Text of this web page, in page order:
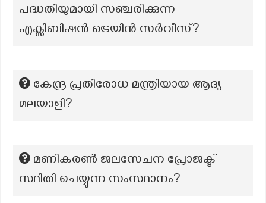
പദ്ധതിയുമായി സഞ്ചരിക്കുന്ന
എക്സിബിഷൻ ട്രെയിൻ സർവീസ്?
കേന്ദ്ര പ്രതിരോധ മന്ത്രിയായ ആദ്യ
മലയാളി?
മണികരൺ ജലസേചന പ്രോജക്ട്
സ്ഥിതി ചെയ്യുന്ന സംസ്ഥാനം?